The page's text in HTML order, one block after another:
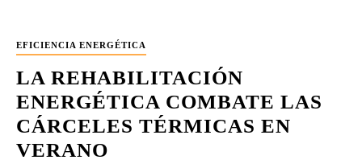
EFICIENCIA ENERGÉTICA
LA REHABILITACIÓN
ENERGÉTICA COMBATE LAS
CÁRCELES TÉRMICAS EN
VERANO